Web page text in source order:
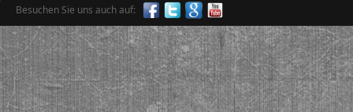
Besuchen Sie uns auch auf: